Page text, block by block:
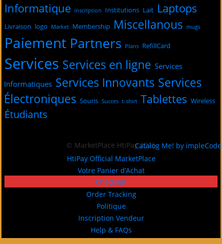
Informatique inscription Institutions Lait Laptops
Livraison logo Market Membership Miscellanous mugs
Paiement Partners Plans RefillCard
Services Services en ligne Services
Informatiques Services Innovants Services
Électroniques Souris Succes t-shirt Tablettes Wireless
Étudiants
© MarketPlace HtiPay 2026Catalog Me! by impleCode
HtiPay Official MarketPlace
Votre Panier d’Achat
Checkout
Order Tracking
Politique
Inscription Vendeur
Help & FAQs